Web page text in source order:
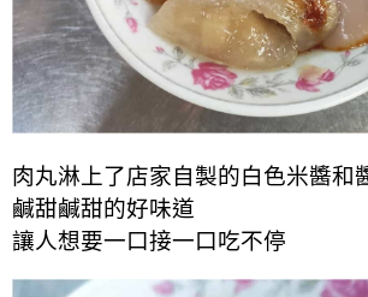
肉丸淋上了店家自製的白色米醬和
鹹甜鹹甜的好味道
讓人想要一口接一口吃不停